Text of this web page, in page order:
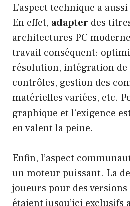
L’aspect technique a
En effet, adapter des
architectures PC
travail conséquent:
résolution, intégration de
contrôles, gestion des
matérielles variées, etc.
graphique et l’exigence
en valent la peine.
Enfin, l’aspect
un moteur puissant. La
joueurs pour des
étaient jusqu’ici exclusifs